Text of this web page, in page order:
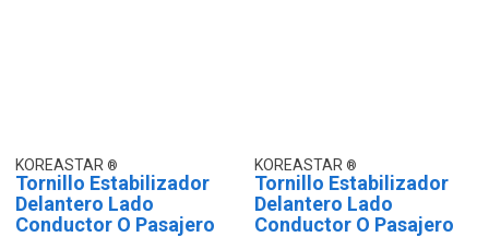
KOREASTAR
Tornillo Estabilizador
Delantero Lado
Conductor O Pasajero
KOREASTAR
Tornillo Estabilizador
Delantero Lado
Conductor O Pasajero